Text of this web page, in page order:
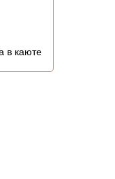
в каюте